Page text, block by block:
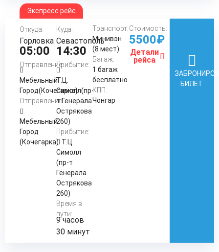
Экспресс рейс
Откуда:
Горловка
05:00
Отправление:
Мебельный
Город(Кочегарка)
Отправление:
Мебельный
Город
(Кочегарка)
Куда:
Севастополь
14:30
Прибытие:
Т.Ц.
Симолл(пр-
т Генерала
Острякова
260)
Прибытие:
Т.Ц.
Симолл
(пр-т
Генерала
Острякова
260)
Время в
пути:
9 часов
30 минут
Транспорт:
Минивэн
(8 мест)
Багаж:
1 багаж
бесплатно
КПП:
Чонгар
Стоимость:
5500₽
Детали
рейса
БИЛЕТ